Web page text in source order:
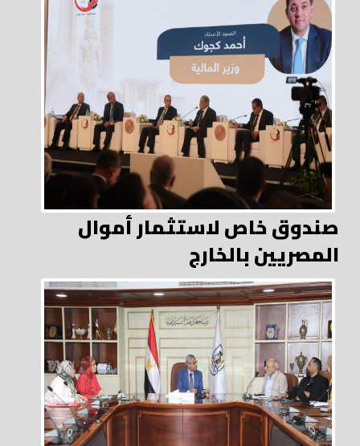
صندوق خاص لاستثمار أموال
المصريين بالخارج